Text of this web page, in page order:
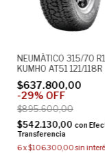
NEUMÁTICO 315/70
KUMHO AT51 121/118R
$637.800,00
-29% OFF
$895.600,00
$542.130,00 con
Transferencia
6x$106.300,00 sin